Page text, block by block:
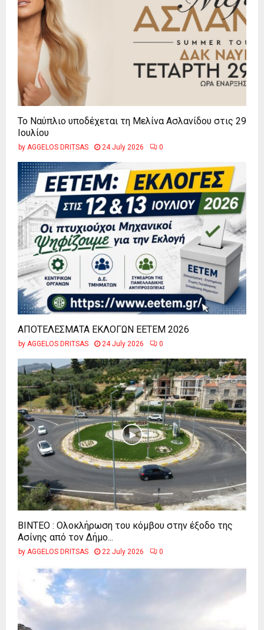
Το Ναύπλιο υποδέχεται τη Μελίνα Ασλανίδου στις 29
Ιουλίου
by AGGELOS DRITSAS 24 July 2026 0
ΑΠΟΤΕΛΕΣΜΑΤΑ ΕΚΛΟΓΩΝ ΕΕΤΕΜ 2026
by AGGELOS DRITSAS 24 July 2026 0
ΒΙΝΤΕΟ : Ολοκλήρωση του κόμβου στην έξοδο της
Ασίνης από τον Δήμο...
by AGGELOS DRITSAS 22 July 2026 0